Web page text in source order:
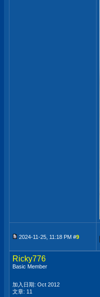
2024-11-25, 11:18 PM #9
Ricky776
Basic Member
加入日期: Oct 2012
文章: 11